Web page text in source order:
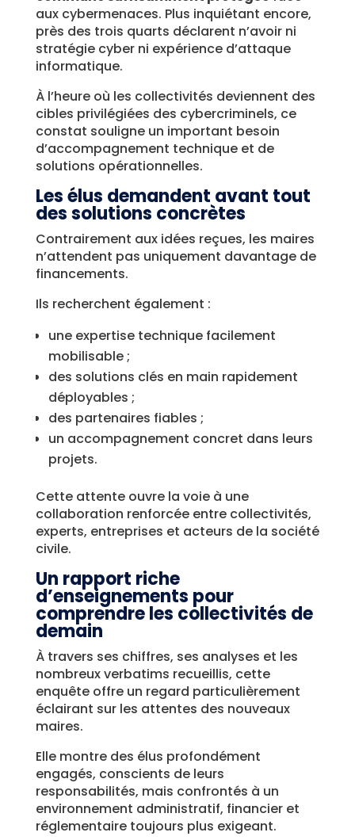
aux cybermenaces. Plus inquiétant encore,
près des trois quarts déclarent n’avoir ni
stratégie cyber ni expérience d’attaque
informatique.
À l’heure où les collectivités deviennent des
cibles privilégiées des cybercriminels, ce
constat souligne un important besoin
d’accompagnement technique et de
solutions opérationnelles.
Les élus demandent avant tout
des solutions concrètes
Contrairement aux idées reçues, les maires
n’attendent pas uniquement davantage de
financements.
Ils recherchent également :
une expertise technique facilement
mobilisable ;
des solutions clés en main rapidement
déployables ;
des partenaires fiables ;
un accompagnement concret dans leurs
projets.
Cette attente ouvre la voie à une
collaboration renforcée entre collectivités,
experts, entreprises et acteurs de la société
civile.
Un rapport riche
d’enseignements pour
comprendre les collectivités de
demain
À travers ses chiffres, ses analyses et les
nombreux verbatims recueillis, cette
enquête offre un regard particulièrement
éclairant sur les attentes des nouveaux
maires.
Elle montre des élus profondément
engagés, conscients de leurs
responsabilités, mais confrontés à un
environnement administratif, financier et
réglementaire toujours plus exigeant.